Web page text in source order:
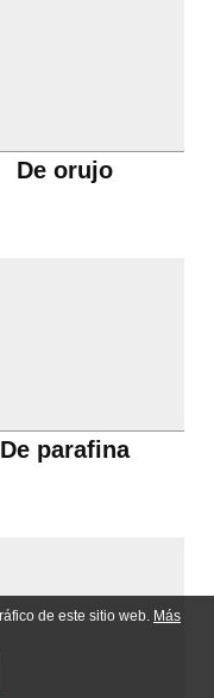
De orujo
De parafina
de este sitio web. Más